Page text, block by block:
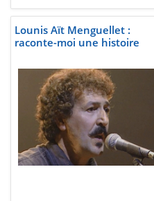
Lounis Aït Menguellet :
raconte-moi une histoire